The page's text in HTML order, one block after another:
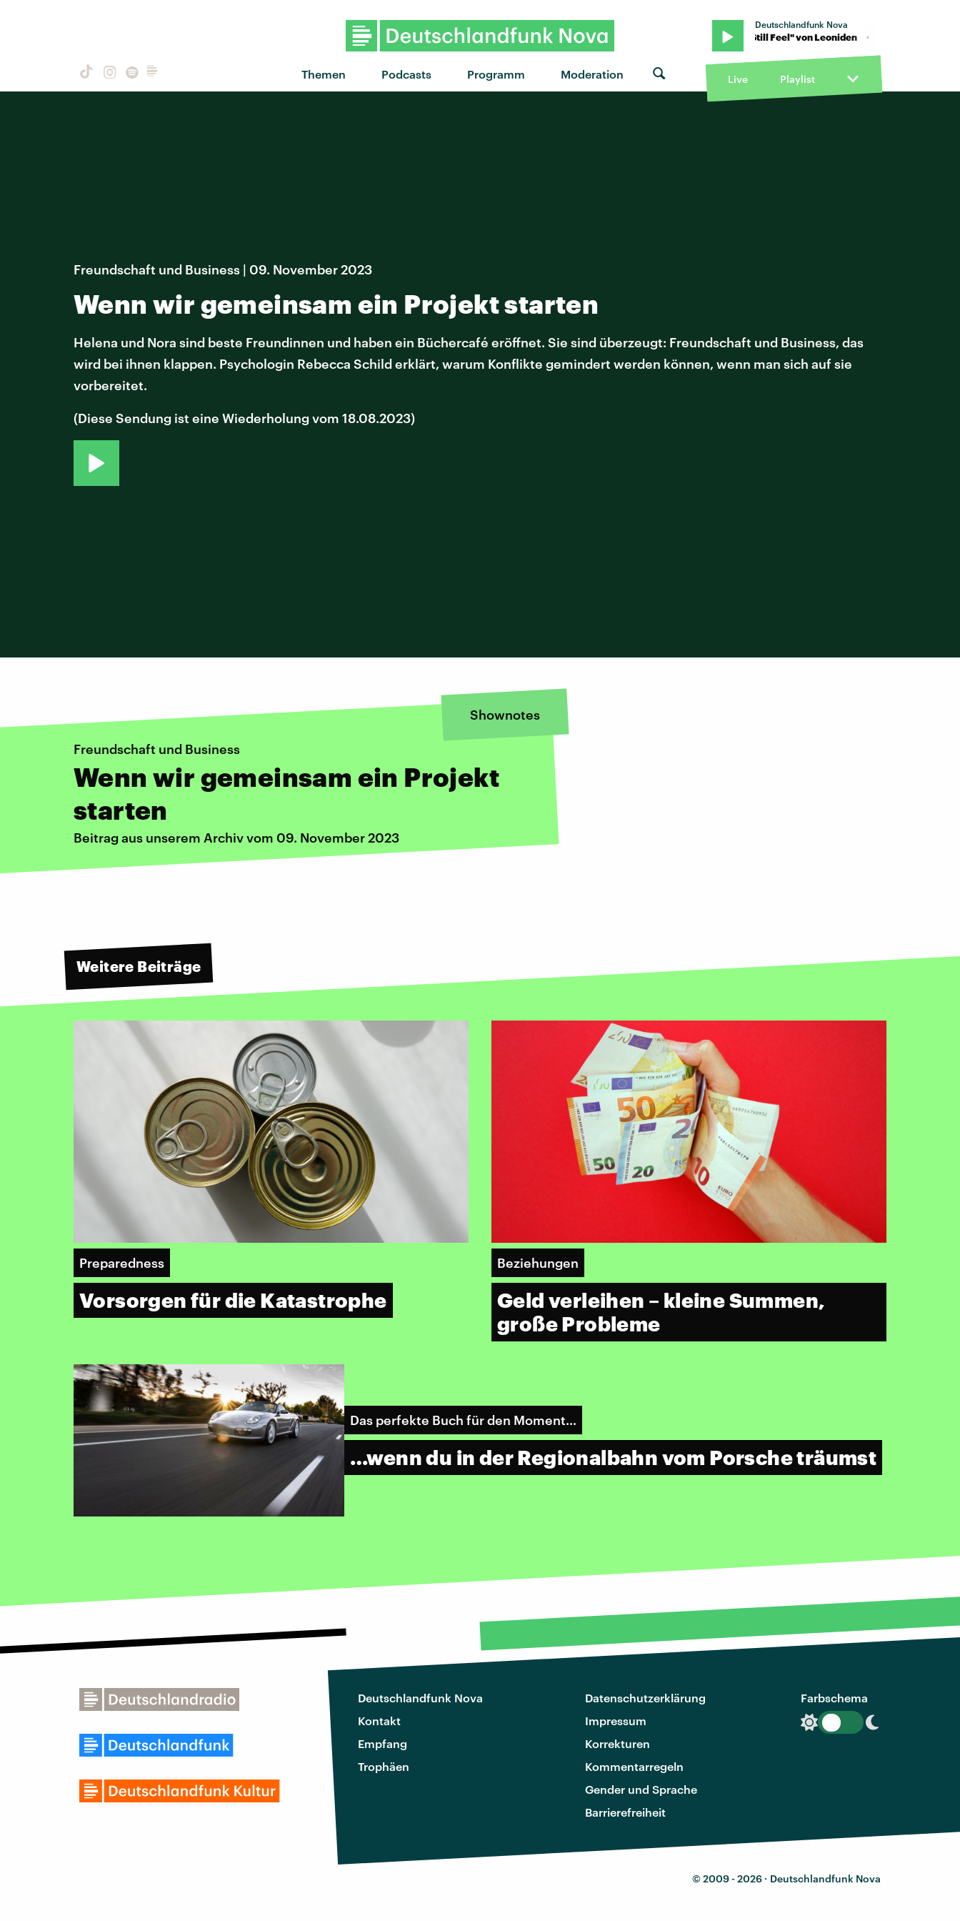
Themen Podcasts Programm Moderation
Deutschlandfunk Nova
"I Still Feel" von Leoniden · "I Still Feel" von Leoniden · "I Still Feel" von Leoniden
Live Playlist
Freundschaft und Business | 09. November 2023
Wenn wir gemeinsam ein Projekt starten
Helena und Nora sind beste Freundinnen und haben ein Büchercafé eröffnet. Sie sind überzeugt: Freundschaft und Business, das
wird bei ihnen klappen. Psychologin Rebecca Schild erklärt, warum Konflikte gemindert werden können, wenn man sich auf sie
vorbereitet.
(Diese Sendung ist eine Wiederholung vom 18.08.2023)
Shownotes
Freundschaft und Business
Wenn wir gemeinsam ein Projekt
starten
Beitrag aus unserem Archiv vom 09. November 2023
Weitere Beiträge
Preparedness
Vorsorgen für die Katastrophe
Beziehungen
Geld verleihen – kleine Summen,
große Probleme
Das perfekte Buch für den Moment…
…wenn du in der Regionalbahn vom Porsche träumst
Deutschlandfunk Nova
Kontakt
Empfang
Trophäen
Datenschutzerklärung
Impressum
Korrekturen
Kommentarregeln
Gender und Sprache
Barrierefreiheit
Farbschema
© 2009 - 2026 · Deutschlandfunk Nova